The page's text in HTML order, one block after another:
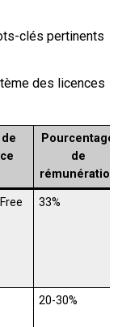
clés pertinents
des licences
Pourcentage
de
rémunération
33%
20-30%